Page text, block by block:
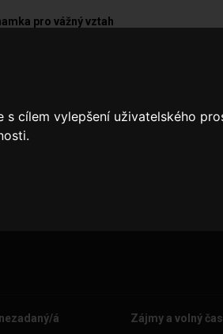
cílem vylepšení uživatelského
pro vážný vztah
milý neznámý, hledám partnera,
sdílet společné hodnoty, bavit
nezadaný/á
Zájmy a volný čas